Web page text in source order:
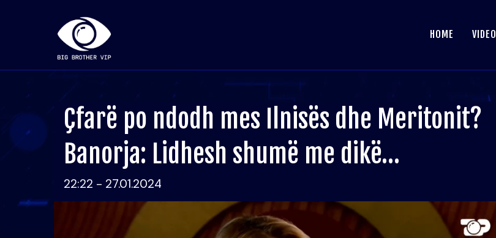
HOME VIDEO
Çfarë po ndodh mes Ilnisës dhe Meritonit?
Banorja: Lidhesh shumë me dikë…
22:22 - 27.01.2024